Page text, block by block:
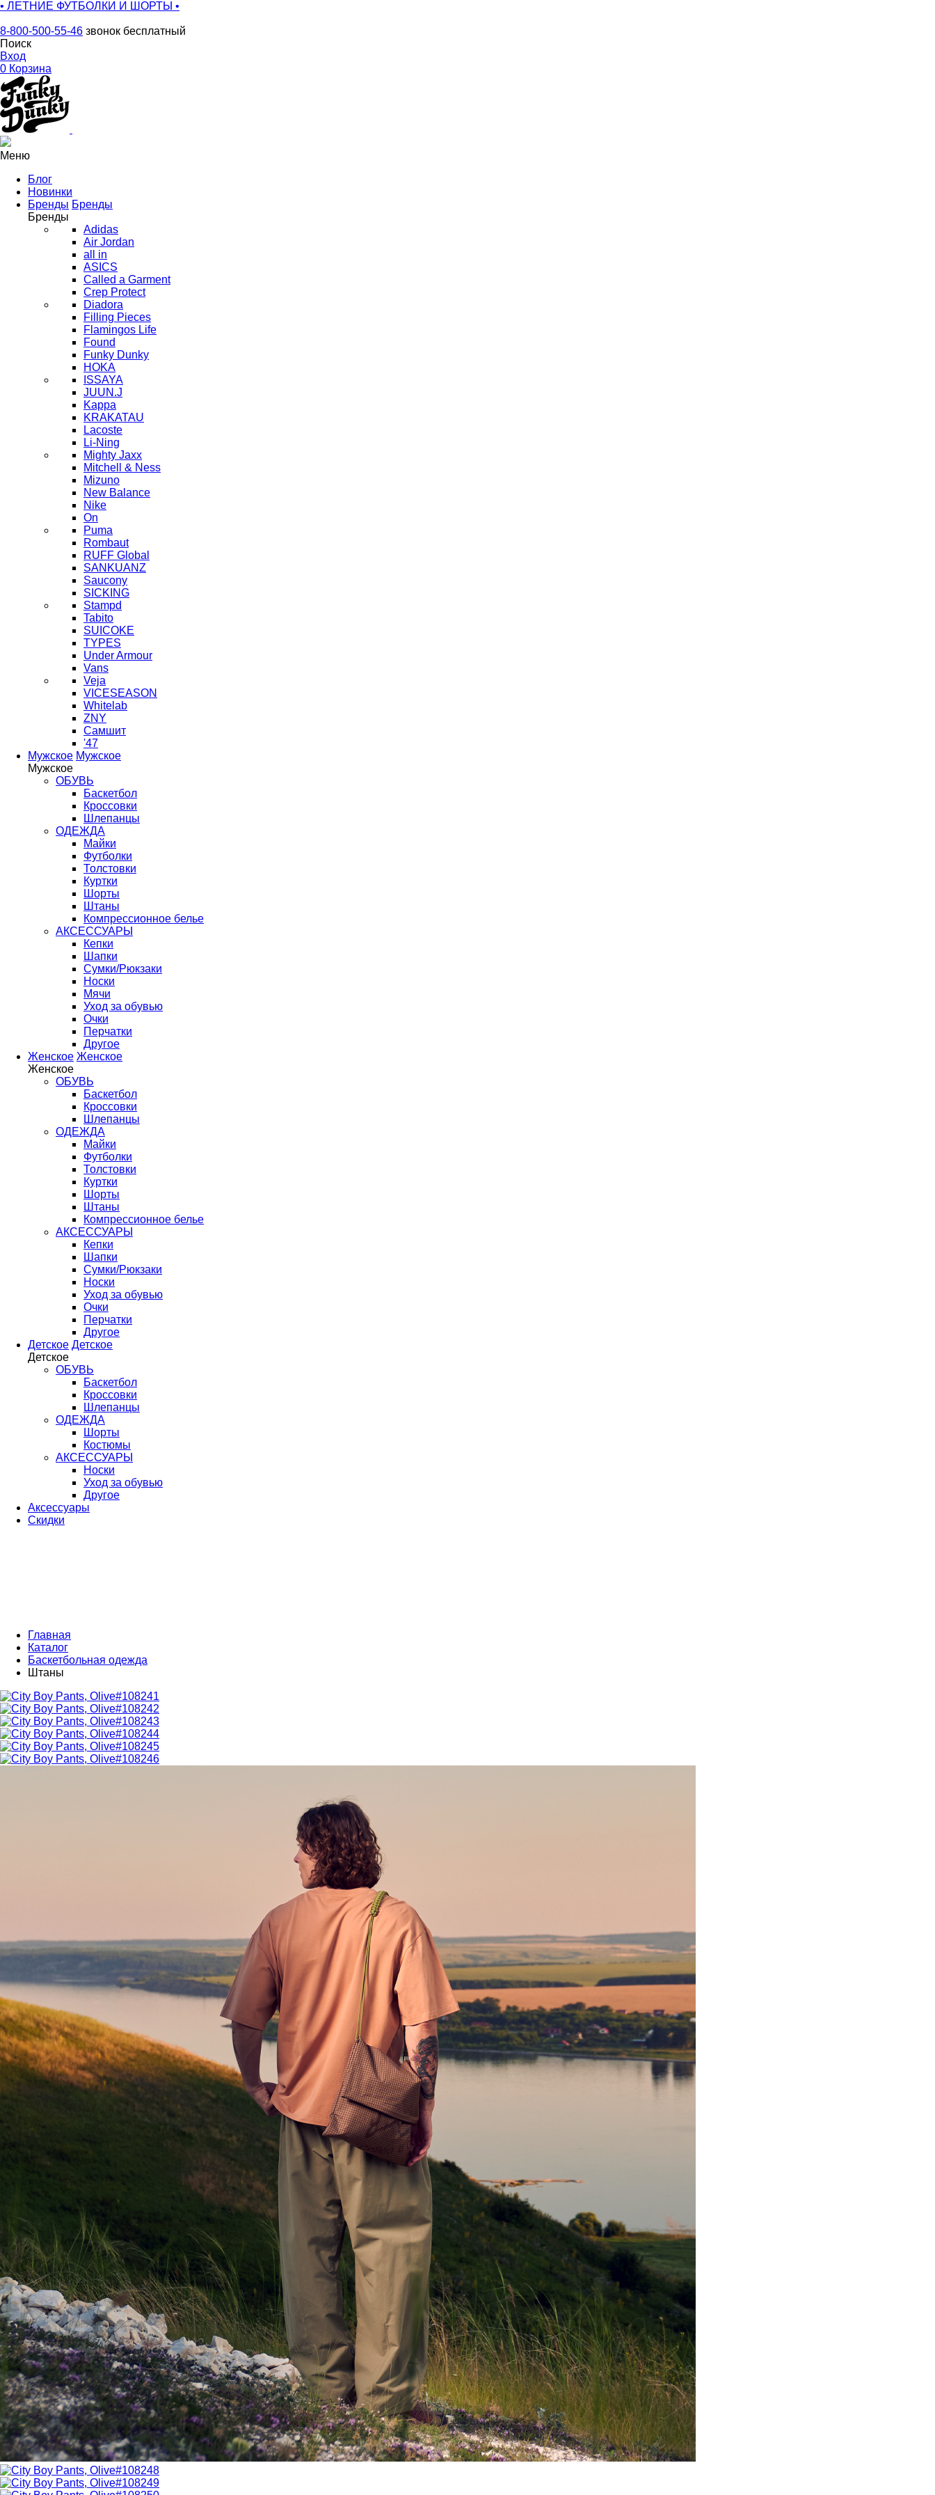
• ЛЕТНИЕ ФУТБОЛКИ И ШОРТЫ •
8-800-500-55-46 звонок бесплатный
Поиск
Вход
0 Корзина
Меню
Блог
Новинки
Бренды Бренды
Бренды
Adidas
Air Jordan
all in
ASICS
Called a Garment
Crep Protect
Diadora
Filling Pieces
Flamingos Life
Found
Funky Dunky
HOKA
ISSAYA
JUUN.J
Kappa
KRAKATAU
Lacoste
Li-Ning
Mighty Jaxx
Mitchell & Ness
Mizuno
New Balance
Nike
On
Puma
Rombaut
RUFF Global
SANKUANZ
Saucony
SICKING
Stampd
Tabito
SUICOKE
TYPES
Under Armour
Vans
Veja
VICESEASON
Whitelab
ZNY
Самшит
'47
Мужское Мужское
Мужское
ОБУВЬ
Баскетбол
Кроссовки
Шлепанцы
ОДЕЖДА
Майки
Футболки
Толстовки
Куртки
Шорты
Штаны
Компрессионное белье
АКСЕССУАРЫ
Кепки
Шапки
Сумки/Рюкзаки
Носки
Мячи
Уход за обувью
Очки
Перчатки
Другое
Женское Женское
Женское
ОБУВЬ
Баскетбол
Кроссовки
Шлепанцы
ОДЕЖДА
Майки
Футболки
Толстовки
Куртки
Шорты
Штаны
Компрессионное белье
АКСЕССУАРЫ
Кепки
Шапки
Сумки/Рюкзаки
Носки
Уход за обувью
Очки
Перчатки
Другое
Детское Детское
Детское
ОБУВЬ
Баскетбол
Кроссовки
Шлепанцы
ОДЕЖДА
Шорты
Костюмы
АКСЕССУАРЫ
Носки
Уход за обувью
Другое
Аксессуары
Скидки
Главная
Каталог
Баскетбольная одежда
Штаны